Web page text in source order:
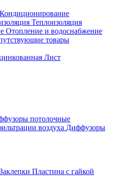
Теплоизоляция
Отопление и водоснабжение
товары
Лист
потолочные
воздуха Диффузоры
Пластина с гайкой